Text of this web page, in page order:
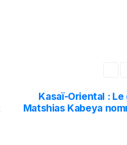
Kasaï-Oriental :
Matshias Kabeya